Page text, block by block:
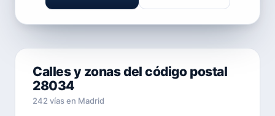
Calles y zonas del código postal
28034
242 vías en Madrid